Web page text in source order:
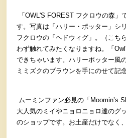
「 OWL'S FOREST フクロウの森」
す。写真は「ハリー・ポッター」シ
フクロウの「ヘドウィグ」。（こち
わず触れてみたくなりますね。「
できちゃいます。ハリーポッター風
ミミズクのブラウンを手にのせて記
ムーミンファン必見の「 Moomin’s
大人気のミイやニョロニョロ達のグ
のショップです。お土産だけでなく